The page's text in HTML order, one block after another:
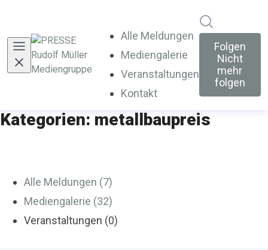
Alle Meldungen
Mediengalerie
Veranstaltungen
Kontakt
Folgen
Nicht
mehr
folgen
Kategorien: metallbaupreis
Alle Meldungen (7)
Mediengalerie (32)
Veranstaltungen (0)